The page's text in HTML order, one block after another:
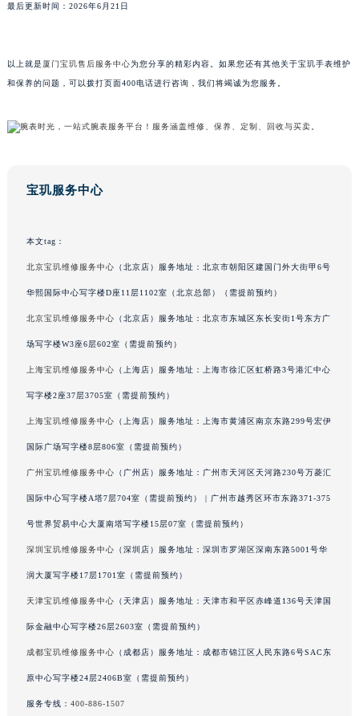
广东省汕头市龙湖区长平路宝玑售后服务中心（需提前预约）
广东省深圳市罗湖区深南东路5001号华润大厦17层1701室宝玑售后服务中心（需提前预约）
广东省湛江市赤坎区观海北路宝玑售后服务中心（需提前预约）
广西壮族自治区北海市海城区北京路宝玑售后服务中心（需提前预约）
广西壮族自治区来宾市兴宾区桂中大道宝玑售后服务中心（需提前预约）
广西壮族自治区钦州市钦南区金海湾东大街宝玑售后服务中心（需提前预约）
海南省东方市八所镇解放西路宝玑售后服务中心（需提前预约）
海南省琼海市嘉积镇东风路宝玑售后服务中心（需提前预约）
海南省三沙市西沙区西沙群岛永兴岛北京路宝玑售后服务中心（需提前预约）
海南省三亚市吉阳区迎宾路宝玑售后服务中心（需提前预约）
海南省万宁市万城镇解放路宝玑售后服务中心（需提前预约）
最后更新时间：2026年6月21日
以上就是 厦门宝玑售后服务中心为您分享的精彩内容。如果您还有其他关于宝玑手表维护
和保养的问题，可以拨打页面400电话进行咨询，我们将竭诚为您服务。
宝玑服务中心
本文tag：
北京宝玑维修服务中心 （北京店）服务地址：北京市朝阳区建国门外大街甲6号
华熙国际中心写字楼D座11层1102室（北京总部）（需提前预约）
北京宝玑维修服务中心 （北京店）服务地址：北京市东城区东长安街1号东方广
场写字楼W3座6层602室（需提前预约）
上海宝玑维修服务中心 （上海店）服务地址：上海市徐汇区虹桥路3号港汇中心
写字楼2座37层3705室（需提前预约）
上海宝玑维修服务中心 （上海店）服务地址：上海市黄浦区南京东路299号宏伊
国际广场写字楼8层806室（需提前预约）
广州宝玑维修服务中心 （广州店）服务地址：广州市天河区天河路230号万菱汇
国际中心写字楼A塔7层704室（需提前预约） | 广州市越秀区环市东路371-375
号世界贸易中心大厦南塔写字楼15层07室（需提前预约）
深圳宝玑维修服务中心 （深圳店）服务地址：深圳市罗湖区深南东路5001号华
润大厦写字楼17层1701室（需提前预约）
天津宝玑维修服务中心 （天津店）服务地址：天津市和平区赤峰道136号天津国
际金融中心写字楼26层2603室（需提前预约）
成都宝玑维修服务中心 （成都店）服务地址：成都市锦江区人民东路6号SAC东
原中心写字楼24层2406B室（需提前预约）
服务专线： 400-886-1507